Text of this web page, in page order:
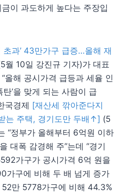
이 과도하게 높다는 주장입
초과’ 43만가구 급증…올해 재
월 10일 강진규 기자)가 대표
올해 공시가격 급등과 세율 인
탄’을 맞게 되는 사람이 급
국경제 [재산세 깎아준다지
는 주택, 경기도만 두배↑] (5
“정부가 올해부터 6억원 이하
대폭 감경해 주”는데 “경기
가구가 공시가격 6억 원을
가구에 비해 두 배 넘게 증가
52만 5778가구에 비해 44.3%